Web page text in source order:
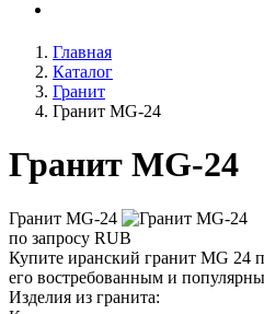
Главная
Каталог
Гранит
Гранит MG-24
Гранит MG-24
Гранит MG-24
по запросу RUB
Купите иранский гранит MG 24
его востребованным и
Изделия из гранита: